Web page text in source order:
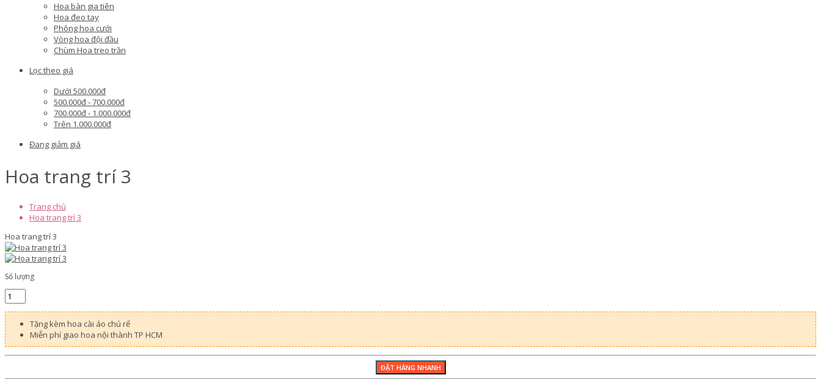
Hoa bàn gia tiên
Hoa đeo tay
Phông hoa cưới
Vòng hoa đội đầu
Chùm Hoa treo trần
Lọc theo giá
Dưới 500.000đ
500.000đ - 700.000đ
700.000đ - 1.000.000đ
Trên 1.000.000đ
Đang giảm giá
Hoa trang trí 3
Trang chủ
Hoa trang trí 3
Hoa trang trí 3
Số lượng
Tặng kèm hoa cài áo chú rể
Miễn phí giao hoa nội thành TP HCM